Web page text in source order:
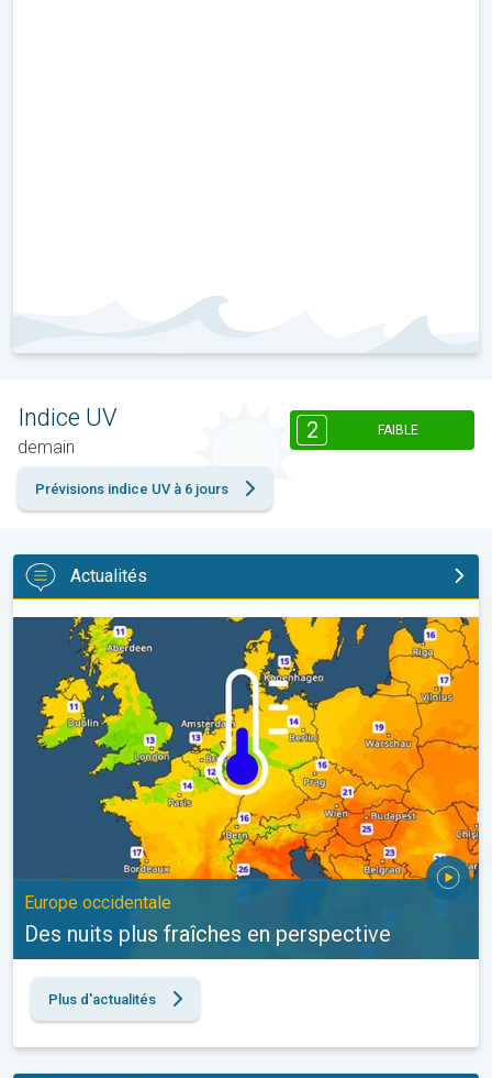
Indice UV
demain
2 FAIBLE
Prévisions indice UV à 6 jours
Actualités
Des nuits plus fraîches en perspective. Europe occidentale. . .
Europe occidentale
Des nuits plus fraîches en perspective
Plus d'actualités